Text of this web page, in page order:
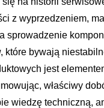
z wyprzedzeniem,
sprowadzenie
które bywają
jest
właściwy
wiedzę techniczną,